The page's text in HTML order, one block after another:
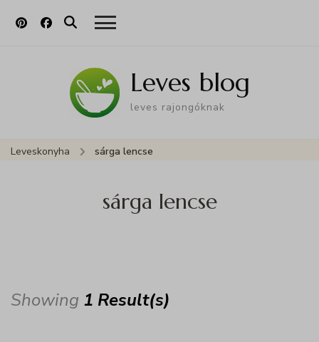
Leves blog
leves rajongóknak
Leveskonyha sárga lencse
sárga lencse
Showing 1 Result(s)